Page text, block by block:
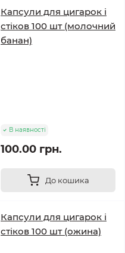
Капсули для цигарок і
стіков 100 шт (молочний
банан)
В наявності
100.00 грн.
До кошика
Капсули для цигарок і
стіков 100 шт (ожина)